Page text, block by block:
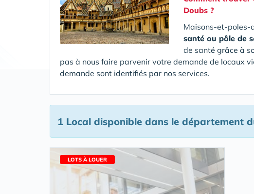
Doubs ?
Maisons-et-poles-
santé ou pôle de
de santé grâce à
pas à nous faire parvenir votre demande de locaux
demande sont identifiés par nos services.
1 Local disponible dans le département
LOTS À LOUER